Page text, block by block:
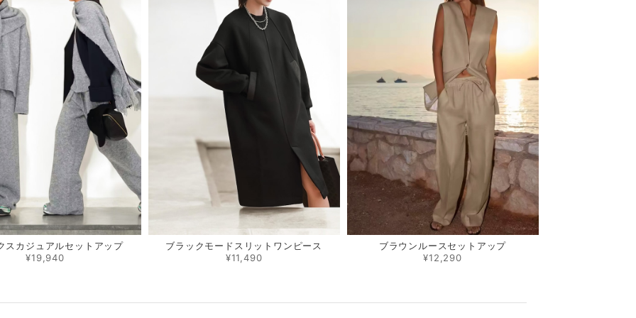
スカジュアルセットアップ
¥19,940
ブラックモードスリットワンピース
¥11,490
ブラウンルースセットアップ
¥12,290